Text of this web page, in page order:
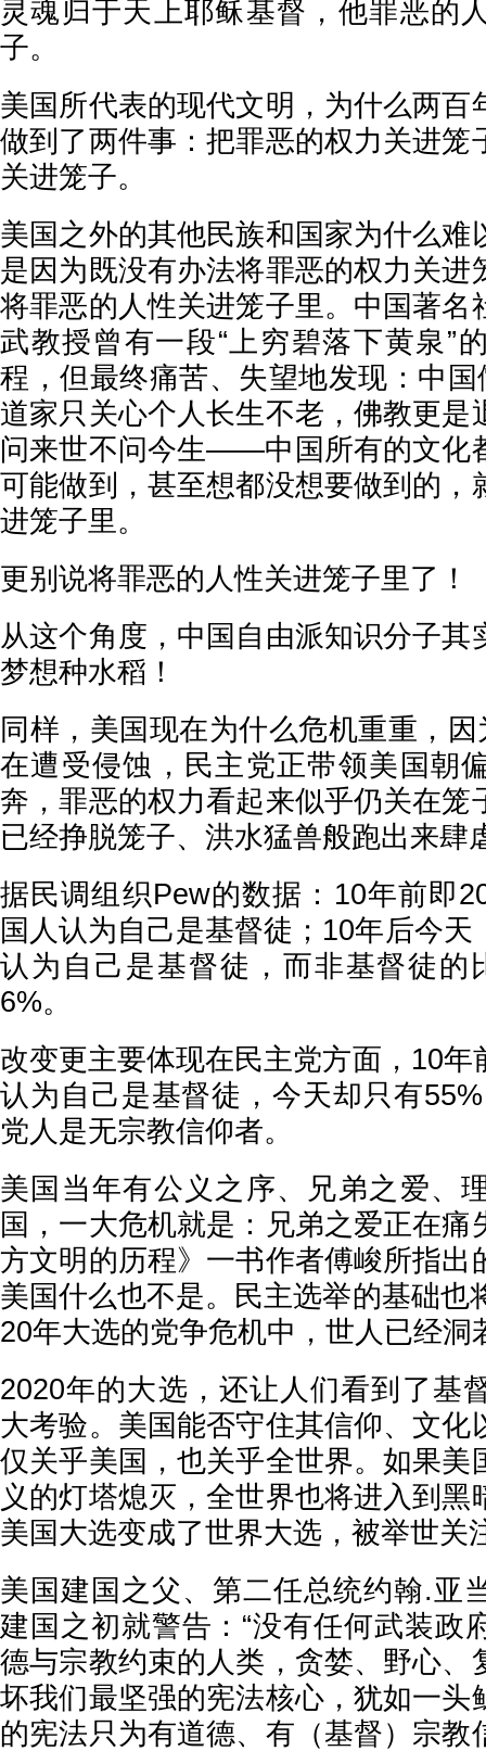
灵魂归于天上耶稣基督，他罪恶的
子。
美国所代表的现代文明，为什么两百
做到了两件事：把罪恶的权力关进笼
关进笼子。
美国之外的其他民族和国家为什么难
是因为既没有办法将罪恶的权力关进
将罪恶的人性关进笼子里。中国著名
武教授曾有一段“上穷碧落下黄泉”
程，但最终痛苦、失望地发现：中国
道家只关心个人长生不老，佛教更是
问来世不问今生——中国所有的文化
可能做到，甚至想都没想要做到的，
进笼子里。
更别说将罪恶的人性关进笼子里了！
从这个角度，中国自由派知识分子其
梦想种水稻！
同样，美国现在为什么危机重重，因
在遭受侵蚀，民主党正带领美国朝
奔，罪恶的权力看起来似乎仍关在笼
已经挣脱笼子、洪水猛兽般跑出来
据民调组织Pew的数据：10年前即
国人认为自己是基督徒；10年后今
认为自己是基督徒，而非基督徒的
6%。
改变更主要体现在民主党方面，10年
认为自己是基督徒，今天却只有
党人是无宗教信仰者。
美国当年有公义之序、兄弟之爱、
国，一大危机就是：兄弟之爱正在痛
方文明的历程》一书作者傅峻所指出
美国什么也不是。民主选举的基础也
20年大选的党争危机中，世人已经洞
2020年的大选，还让人们看到了基
大考验。美国能否守住其信仰、文化
仅关乎美国，也关乎全世界。如果美
义的灯塔熄灭，全世界也将进入到黑
美国大选变成了世界大选，被举世关
美国建国之父、第二任总统约翰.亚
建国之初就警告：“没有任何武装政
德与宗教约束的人类，贪婪、野心、
坏我们最坚强的宪法核心，犹如一头
的宪法只为有道德、有（基督）宗教